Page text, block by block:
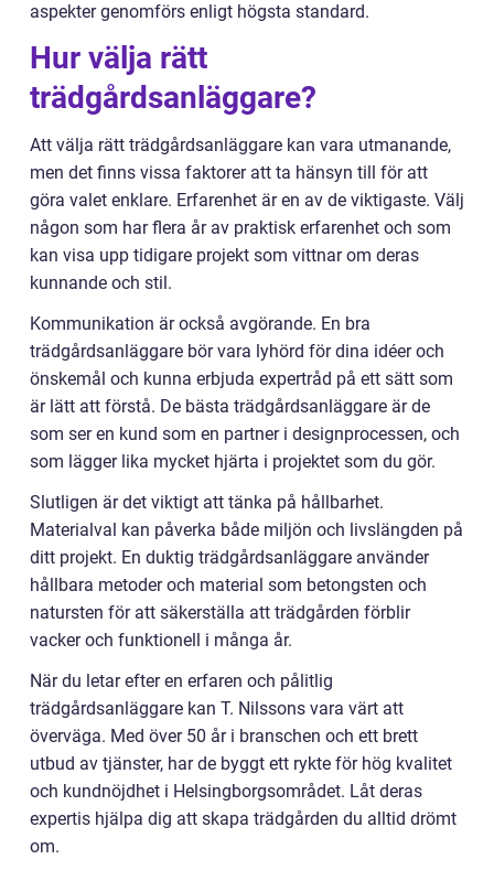
aspekter genomförs enligt högsta standard.
Hur välja rätt
trädgårdsanläggare?
Att välja rätt trädgårdsanläggare kan vara utmanande,
men det finns vissa faktorer att ta hänsyn till för att
göra valet enklare. Erfarenhet är en av de viktigaste. Välj
någon som har flera år av praktisk erfarenhet och som
kan visa upp tidigare projekt som vittnar om deras
kunnande och stil.
Kommunikation är också avgörande. En bra
trädgårdsanläggare bör vara lyhörd för dina idéer och
önskemål och kunna erbjuda expertråd på ett sätt som
är lätt att förstå. De bästa trädgårdsanläggare är de
som ser en kund som en partner i designprocessen, och
som lägger lika mycket hjärta i projektet som du gör.
Slutligen är det viktigt att tänka på hållbarhet.
Materialval kan påverka både miljön och livslängden på
ditt projekt. En duktig trädgårdsanläggare använder
hållbara metoder och material som betongsten och
natursten för att säkerställa att trädgården förblir
vacker och funktionell i många år.
När du letar efter en erfaren och pålitlig
trädgårdsanläggare kan T. Nilssons vara värt att
överväga. Med över 50 år i branschen och ett brett
utbud av tjänster, har de byggt ett rykte för hög kvalitet
och kundnöjdhet i Helsingborgsområdet. Låt deras
expertis hjälpa dig att skapa trädgården du alltid drömt
om.